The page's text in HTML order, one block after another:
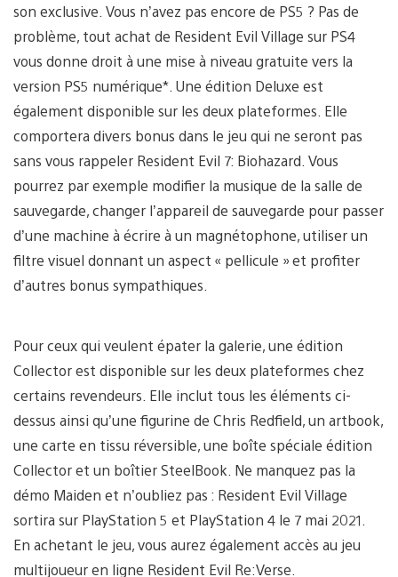
son exclusive. Vous n’avez pas encore de PS5 ? Pas de
problème, tout achat de Resident Evil Village sur PS4
vous donne droit à une mise à niveau gratuite vers la
version PS5 numérique*. Une édition Deluxe est
également disponible sur les deux plateformes. Elle
comportera divers bonus dans le jeu qui ne seront pas
sans vous rappeler Resident Evil 7: Biohazard. Vous
pourrez par exemple modifier la musique de la salle de
sauvegarde, changer l’appareil de sauvegarde pour passer
d’une machine à écrire à un magnétophone, utiliser un
filtre visuel donnant un aspect « pellicule » et profiter
d’autres bonus sympathiques.
Pour ceux qui veulent épater la galerie, une édition
Collector est disponible sur les deux plateformes chez
certains revendeurs. Elle inclut tous les éléments ci-
dessus ainsi qu’une figurine de Chris Redfield, un artbook,
une carte en tissu réversible, une boîte spéciale édition
Collector et un boîtier SteelBook. Ne manquez pas la
démo Maiden et n’oubliez pas : Resident Evil Village
sortira sur PlayStation 5 et PlayStation 4 le 7 mai 2021.
En achetant le jeu, vous aurez également accès au jeu
multijoueur en ligne Resident Evil Re:Verse.